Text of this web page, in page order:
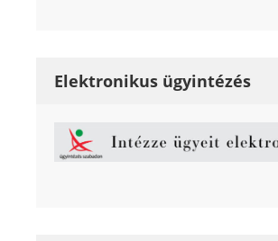
Elektronikus ügyintézés